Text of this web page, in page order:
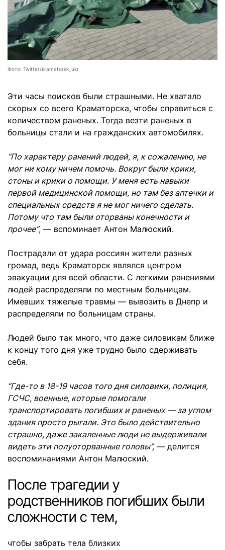
Фото: Twitter/kramatorsk_ukr
Эти часы поисков были страшными. Не хватало
скорых со всего Краматорска, чтобы справиться с
количеством раненых. Тогда везти раненых в
больницы стали и на гражданских автомобилях.
“По характеру ранений людей, я, к сожалению, не
мог ни кому ничем помочь. Вокруг были крики,
стоны и крики о помощи. У меня есть навыки
первой медицинской помощи, но там без аптечки и
специальных средств я не мог ничего сделать.
Потому что там были оторваны конечности и
прочее”, — вспоминает Антон Малюский.
Пострадали от удара россиян жители разных
громад, ведь Краматорск являлся центром
эвакуации для всей области. С легкими ранениями
людей распределяли по местным больницам.
Имевших тяжелые травмы — вывозить в Днепр и
распределяли по больницам страны.
Людей было так много, что даже силовикам ближе
к концу того дня уже трудно было сдерживать
себя.
“Где-то в 18-19 часов того дня силовики, полиция,
ГСЧС, военные, которые помогали
транспортировать погибших и раненых — за углом
здания просто рыгали. Это было действительно
страшно, даже закаленные люди не выдерживали
видеть эти полуоторванные головы”, — делится
воспоминаниями Антон Малюский.
После трагедии у
родственников погибших были
сложности с тем,
чтобы забрать тела близких